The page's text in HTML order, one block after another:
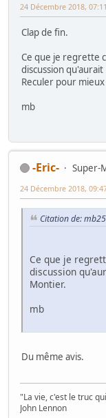
24 Décembre 2018,
Clap de fin.
Ce que je regrette
discussion
Reculer pour
mb
-Eric-
Super-
24 Décembre 2018,
Citation de:
Ce que je
discussion
Montier.
mb
Du même avis.
"La vie, c'est le truc
John Lennon